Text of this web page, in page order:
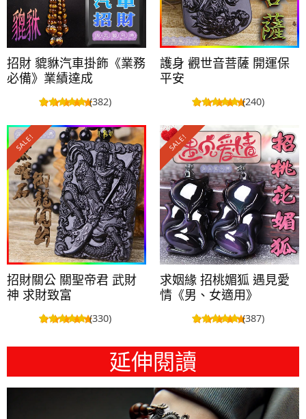
招財 貔貅汽車掛飾《業務
必備》業績達成
(382)
護身 觀世音菩薩 開運保
平安
(240)
SALE!
招財關公 關聖帝君 武財
神 求財致富
(330)
SALE!
求姻緣 招桃媚狐 遇見愛
情《男、女適用》
(387)
延伸閱讀